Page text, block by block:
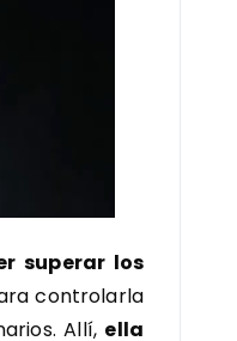
superar los
controlarla
Allí, ella